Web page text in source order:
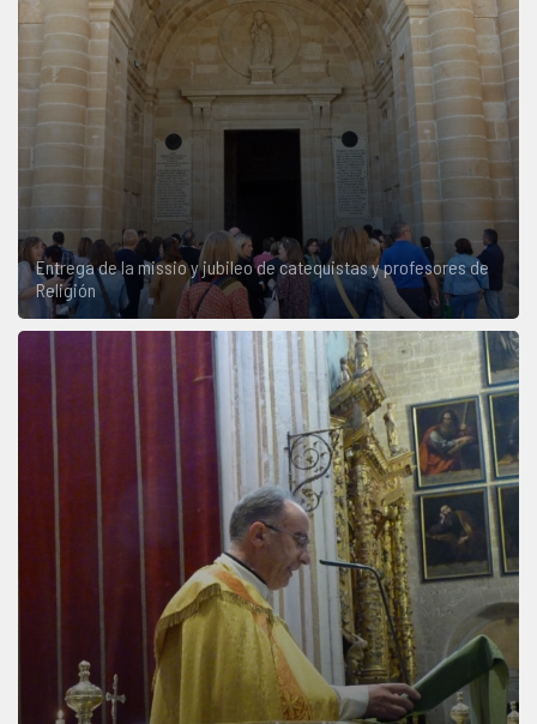
Entrega de la missio y jubileo de catequistas y profesores de
Religión